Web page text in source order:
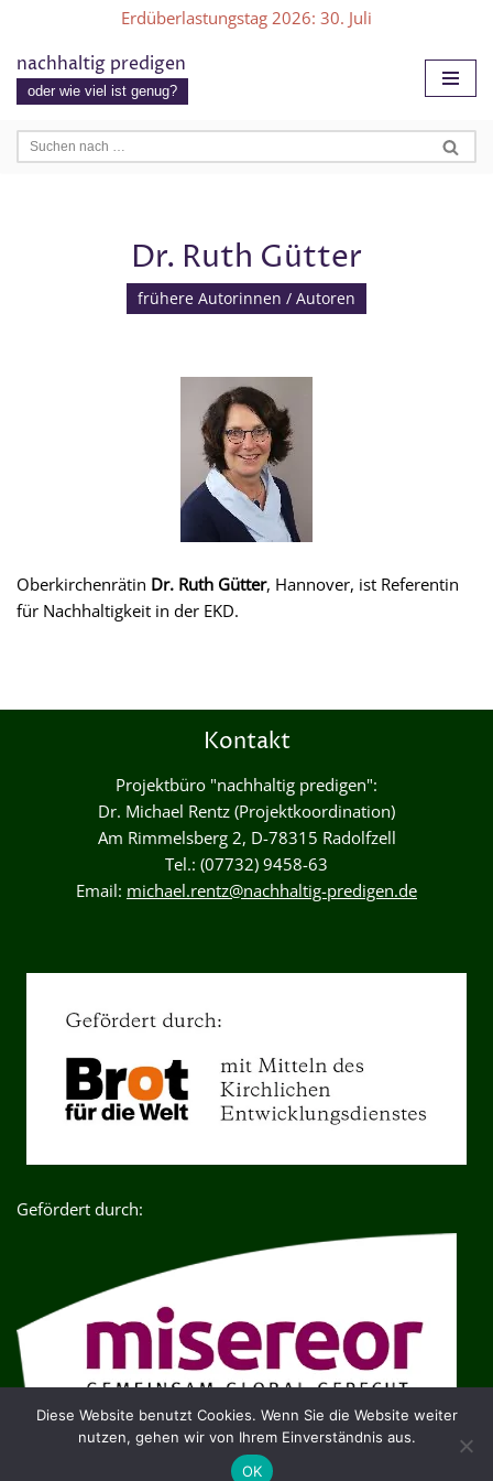
Zum
Inhalt
Erdüberlastungstag 2026: 30. Juli
nachhaltig predigen
oder wie viel ist genug?
Dr. Ruth Gütter
frühere Autorinnen / Autoren
Oberkirchenrätin Dr. Ruth Gütter, Hannover, ist Referentin
für Nachhaltigkeit in der EKD.
Kontakt
Projektbüro "nachhaltig predigen":
Dr. Michael Rentz (Projektkoordination)
Am Rimmelsberg 2, D-78315 Radolfzell
Tel.: (07732) 9458-63
Email: michael.rentz@nachhaltig-predigen.de
Gefördert durch:
Diese Website benutzt Cookies. Wenn Sie die Website weiter
nutzen, gehen wir von Ihrem Einverständnis aus.
OK